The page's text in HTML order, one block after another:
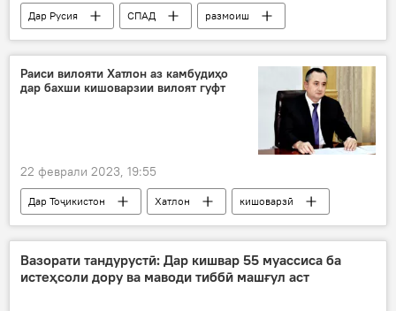
Дар Русия СПАД
размоиш
Машқҳои мудофиаи шаҳрвандӣ
КҲФ
ҳастаӣ
Беларус
Раиси вилояти Хатлон аз камбудиҳо
дар бахши кишоварзии вилоят гуфт
22 феврали 2023, 19:55
Дар Тоҷикистон Хатлон
кишоварзӣ
камбудӣ
мақомот Давлаталӣ Саид
Вазорати тандурустӣ: Дар кишвар 55 муассиса ба
истеҳсоли дору ва маводи тиббӣ машғул аст